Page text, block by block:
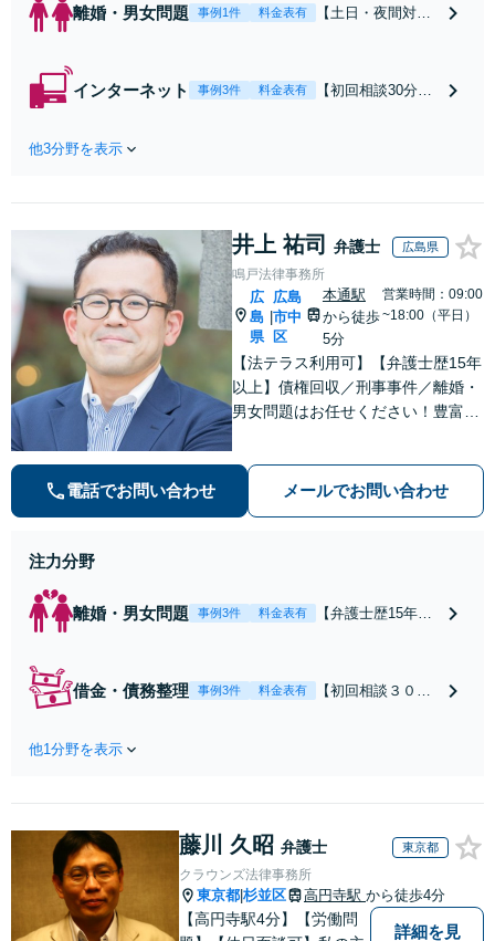
離婚・男女問題 事例1件 料金表有
【土日・夜間対応
れたら、サインす
負担を軽減「弁護
士の交渉で慰謝料
金額アップ／減額
交渉も対応可」
【完全個室対応】
インターネット 事例3件 料金表有
【初回相談30分無
報開示請求をおこ
お店の風評被害対
策／売り上げ低下
防止のために尽
力」加害者側の対
応可：開示請求の
意見照会が来たと
きの対処法、被害
者との示談交渉
他3分野を表示
井上 祐司 弁護士 広島県
鳴戸法律事務所
広
島
県
広島
市中
区
本通駅
から徒歩
5分
営業時間：09:00
~18:00（平日）
【法テラス利用可】【弁護士歴15年
以上】債権回収／刑事事件／離婚・
男女問題はお任せください！豊富な
【子連れ相談】【完全個室相談】
【休日・夜間対応可】【本通駅5
電話でお問い合わせ メールでお問い合わせ
注力分野
離婚・男女問題 事例3件 料金表有
【弁護士歴15年以
家や住宅ローンを
アドバイスやサポ
ートも【完全個
可】【本通駅5分】
借金・債務整理 事例3件 料金表有
【初回相談３０分
はまずご相談くだ
任意整理・個人再
インに基づく債務
整理手続等の流れ
をご説明し、より
他1分野を表示
藤川 久昭 弁護士 東京都
クラウンズ法律事務所
東京都 杉並区 高円寺駅 から徒歩4分
【高円寺駅4分】【労働問
詳細を見